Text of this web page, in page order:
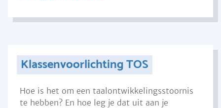
Klassenvoorlichting TOS
Hoe is het om een taalontwikkelingsstoornis
te hebben? En hoe leg je dat uit aan je